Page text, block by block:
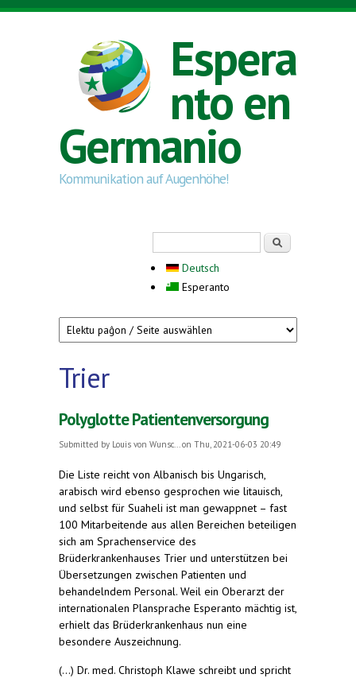
Skip to main content
Espera
nto en
Germanio
Kommunikation auf Augenhöhe!
Deutsch
Esperanto
Trier
Polyglotte Patientenversorgung
Submitted by Louis von Wunsc... on Thu, 2021-06-03 20:49
Die Liste reicht von Albanisch bis Ungarisch,
arabisch wird ebenso gesprochen wie litauisch,
und selbst für Suaheli ist man gewappnet – fast
100 Mitarbeitende aus allen Bereichen beteiligen
sich am Sprachenservice des
Brüderkrankenhauses Trier und unterstützen bei
Übersetzungen zwischen Patienten und
behandelndem Personal. Weil ein Oberarzt der
internationalen Plansprache Esperanto mächtig ist,
erhielt das Brüderkrankenhaus nun eine
besondere Auszeichnung.
(...) Dr. med. Christoph Klawe schreibt und spricht